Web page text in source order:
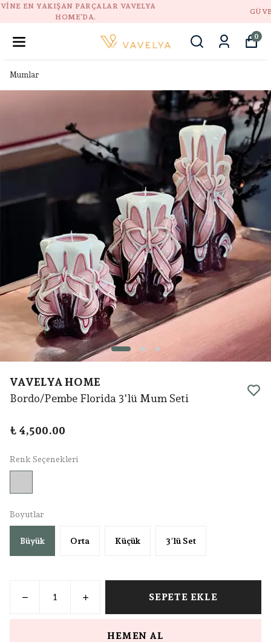
GÜVENLI ALIŞVERIŞ, DOĞAL STIL, HUZURLU EV.
0
Mumlar
VAVELYA HOME
Bordo/Pembe Florida 3'lü Mum Seti
₺ 4,500.00
Renk Seçenekleri
Boyutlar
Büyük Orta Küçük 3'lü Set
SEPETE EKLE
HEMEN AL